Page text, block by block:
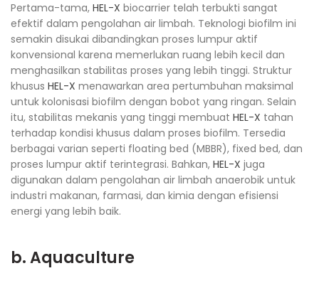
Pertama-tama, HEL-X biocarrier telah terbukti sangat
efektif dalam pengolahan air limbah. Teknologi biofilm ini
semakin disukai dibandingkan proses lumpur aktif
konvensional karena memerlukan ruang lebih kecil dan
menghasilkan stabilitas proses yang lebih tinggi. Struktur
khusus HEL-X menawarkan area pertumbuhan maksimal
untuk kolonisasi biofilm dengan bobot yang ringan. Selain
itu, stabilitas mekanis yang tinggi membuat HEL-X tahan
terhadap kondisi khusus dalam proses biofilm. Tersedia
berbagai varian seperti floating bed (MBBR), fixed bed, dan
proses lumpur aktif terintegrasi. Bahkan, HEL-X juga
digunakan dalam pengolahan air limbah anaerobik untuk
industri makanan, farmasi, dan kimia dengan efisiensi
energi yang lebih baik.
b. Aquaculture